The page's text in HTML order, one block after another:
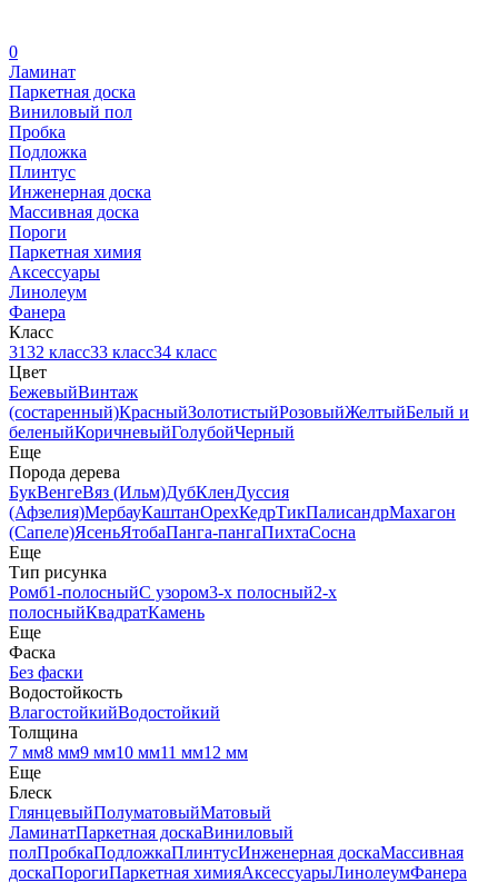
0
Ламинат
Паркетная доска
Виниловый пол
Пробка
Подложка
Плинтус
Инженерная доска
Массивная доска
Пороги
Паркетная химия
Аксессуары
Линолеум
Фанера
Класс
3132 класс33 класс34 класс
Цвет
БежевыйВинтаж
(состаренный)КрасныйЗолотистыйРозовыйЖелтыйБелый и
беленыйКоричневыйГолубойЧерный
Еще
Порода дерева
БукВенгеВяз (Ильм)ДубКленДуссия
(Афзелия)МербауКаштанОрехКедрТикПалисандрМахагон
(Сапеле)ЯсеньЯтобаПанга-пангаПихтаСосна
Еще
Тип рисунка
Ромб1-полосныйС узором3-х полосный2-х
полосныйКвадратКамень
Еще
Фаска
Без фаски
Водостойкость
ВлагостойкийВодостойкий
Толщина
7 мм8 мм9 мм10 мм11 мм12 мм
Еще
Блеск
ГлянцевыйПолуматовыйМатовый
ЛаминатПаркетная доскаВиниловый
полПробкаПодложкаПлинтусИнженерная доскаМассивная
доскаПорогиПаркетная химияАксессуарыЛинолеумФанера